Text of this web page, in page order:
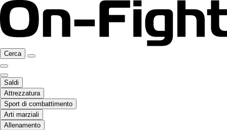
Cerca
Saldi
Attrezzatura
Sport di combattimento
Arti marziali
Allenamento